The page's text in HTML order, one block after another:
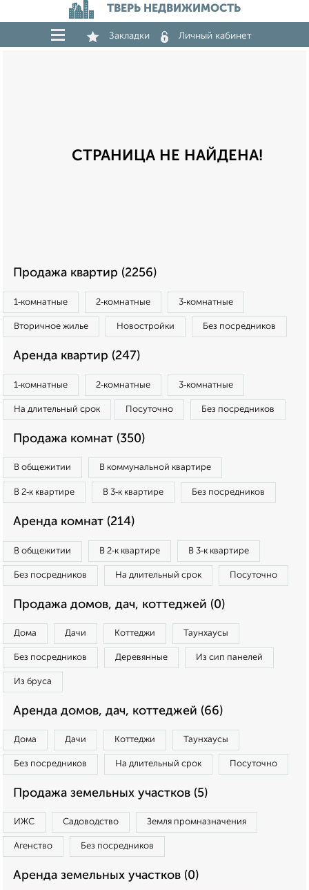
ТВЕРЬ НЕДВИЖИМОСТЬ
Закладки Личный кабинет
СТРАНИЦА НЕ НАЙДЕНА!
Продажа квартир (2256)
1‑комнатные 2‑комнатные 3‑комнатные
Вторичное жилье Новостройки Без посредников
Аренда квартир (247)
1‑комнатные 2‑комнатные 3‑комнатные
На длительный срок Посуточно Без посредников
Продажа комнат (350)
В общежитии В коммунальной квартире
В 2‑к квартире В 3‑к квартире Без посредников
Аренда комнат (214)
В общежитии В 2‑к квартире В 3‑к квартире
Без посредников На длительный срок Посуточно
Продажа домов, дач, коттеджей (0)
Дома Дачи Коттеджи Таунхаусы
Без посредников Деревянные Из сип панелей
Из бруса
Аренда домов, дач, коттеджей (66)
Дома Дачи Коттеджи Таунхаусы
Без посредников На длительный срок Посуточно
Продажа земельных участков (5)
ИЖС Садоводство Земля промназначения
Агенство Без посредников
Аренда земельных участков (0)